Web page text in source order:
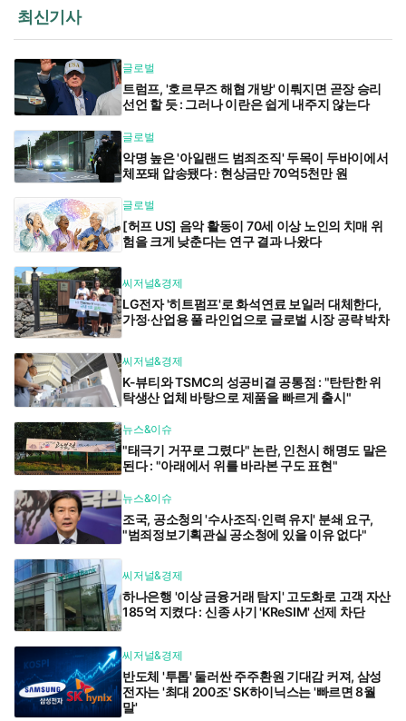
최신기사
글로벌
트럼프, '호르무즈 해협 개방' 이뤄지면 곧장 승리
선언 할 듯 : 그러나 이란은 쉽게 내주지 않는다
글로벌
악명 높은 '아일랜드 범죄조직' 두목이 두바이에서
체포돼 압송됐다 : 현상금만 70억5천만 원
글로벌
[허프 US] 음악 활동이 70세 이상 노인의 치매 위
험을 크게 낮춘다는 연구 결과 나왔다
씨저널&경제
LG전자 '히트펌프'로 화석연료 보일러 대체한다,
가정·산업용 풀 라인업으로 글로벌 시장 공략 박차
씨저널&경제
K-뷰티와 TSMC의 성공비결 공통점 : "탄탄한 위
탁생산 업체 바탕으로 제품을 빠르게 출시"
뉴스&이슈
"태극기 거꾸로 그렸다" 논란, 인천시 해명도 말은
된다 : "아래에서 위를 바라본 구도 표현"
뉴스&이슈
조국, 공소청의 '수사조직·인력 유지' 분쇄 요구,
"범죄정보기획관실 공소청에 있을 이유 없다"
씨저널&경제
하나은행 '이상 금융거래 탐지' 고도화로 고객 자산
185억 지켰다 : 신종 사기 'KReSIM' 선제 차단
씨저널&경제
반도체 '투톱' 둘러싼 주주환원 기대감 커져, 삼성
전자는 '최대 200조' SK하이닉스는 '빠르면 8월
말'